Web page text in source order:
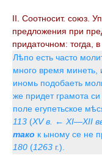
II. Соотносит. союз.
предложения при
придаточном: тогда, в
Лѣпо есть часто
много время минеть,
иномь подобаеть
же придет грамота си
поле егупетьское
113 (XV в. ← XI—XII
тако к ыному се не
180 (1263 г.).